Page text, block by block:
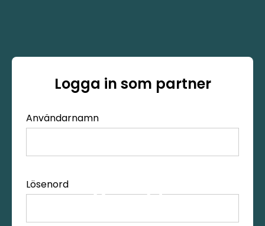
Logga in som partner
Användarnamn
Lösenord